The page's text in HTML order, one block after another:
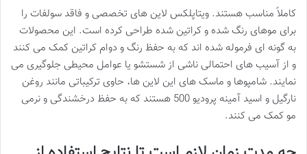
کاملاً مناسب هستند. ویتاپلکس لاین های تخصصی و فاقد سولفات را
برای موهای رنگ شده و کراتین شده طراحی کرده است. این محصولات
به گونه ای فرموله شده اند که به حفظ رنگ و دوام کراتین کمک می کنند
و از آسیب های احتمالی ناشی از شستشو یا عوامل محیطی جلوگیری می
نمایند. شامپوها و ماسک های این لاین ها، حاوی ترکیباتی مانند روغن
نارگیل و اسید آمینه پرودیو 500 هستند که به حفظ درخشندگی و نرمی
مو کمک می کنند.